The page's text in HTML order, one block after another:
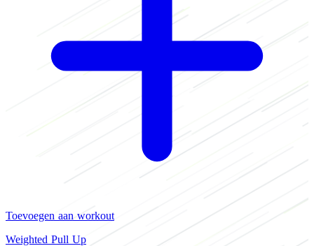
Toevoegen aan workout
Weighted Pull Up